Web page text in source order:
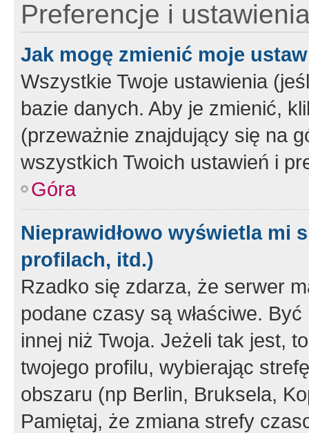
Preferencje i
Jak mogę zmienić moje
Wszystkie Twoje ustawienia
bazie danych. Aby je zmienić,
(przeważnie znajdujący się na
wszystkich Twoich ustawień i
Góra
Nieprawidłowo wyświetla mi
profilach, itd.)
Rzadko się zdarza, że serwer
podane czasy są właściwe.
innej niż Twoja. Jeżeli tak jest,
twojego profilu, wybierając
obszaru (np Berlin, Bruksela,
Pamiętaj, że zmiana strefy